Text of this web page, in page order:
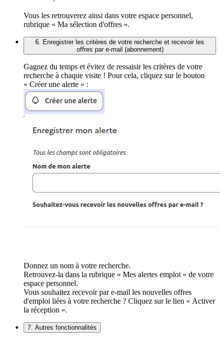
Vous les retrouverez ainsi dans votre espace personnel,
rubrique « Ma sélection d'offres ».
6. Enregistrer les critères de votre recherche et recevoir les
offres par e-mail (abonnement)
Gagnez du temps et évitez de ressaisir les critères de votre
recherche à chaque visite ! Pour cela, cliquez sur le bouton
« Créer une alerte » :
Donnez un nom à votre recherche.
Retrouvez-la dans la rubrique « Mes alertes emploi » de votre
espace personnel.
Vous souhaitez recevoir par e-mail les nouvelles offres
d'emploi liées à votre recherche ? Cliquez sur le lien « Activer
la réception ».
7. Autres fonctionnalités